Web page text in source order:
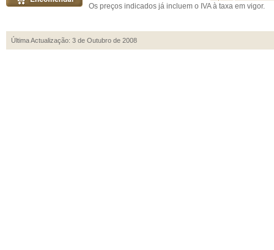
Os preços indicados já incluem o IVA à taxa em vigor.
Última Actualização: 3 de Outubro de 2008